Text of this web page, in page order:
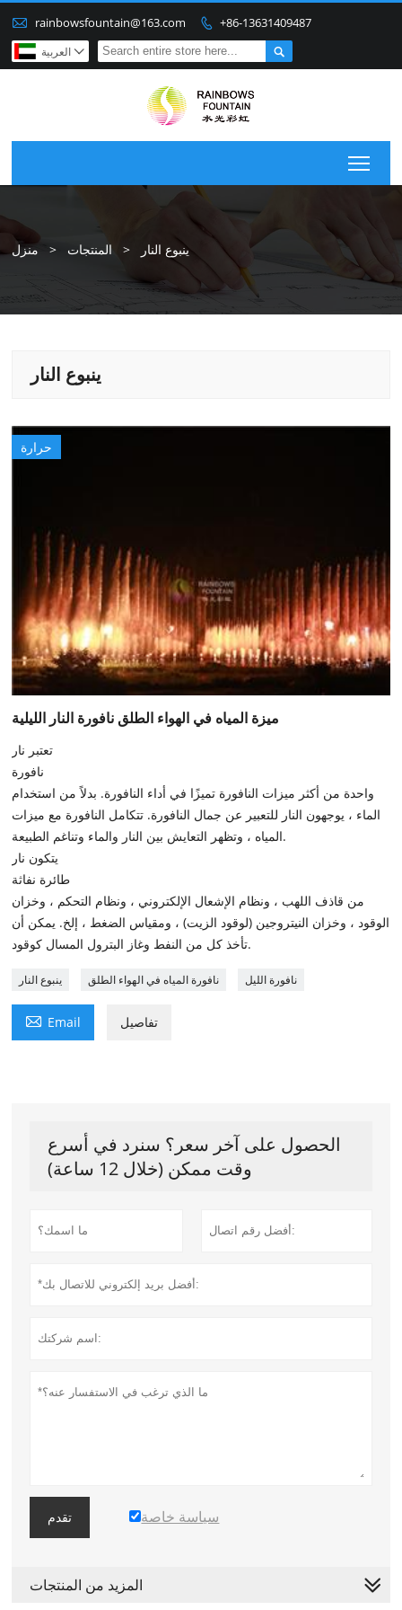
 rainbowsfountain@163.com  +86-13631409487
 العربية 
منزل > المنتجات > ينبوع النار
ينبوع النار
حرارة
ميزة المياه في الهواء الطلق نافورة النار الليلية
تعتبر نار
نافورة
واحدة من أكثر ميزات النافورة تميزًا في أداء النافورة. بدلاً من استخدام
الماء ، يوجهون النار للتعبير عن جمال النافورة. تتكامل النافورة مع ميزات
المياه ، وتظهر التعايش بين النار والماء وتناغم الطبيعة.
يتكون نار
طائرة نفاثة
من قاذف اللهب ، ونظام الإشعال الإلكتروني ، ونظام التحكم ، وخزان
الوقود ، وخزان النيتروجين (لوقود الزيت) ، ومقياس الضغط ، إلخ. يمكن أن
تأخذ كل من النفط وغاز البترول المسال كوقود.
ينبوع النار نافورة المياه في الهواء الطلق نافورة الليل
 Email تفاصيل
الحصول على آخر سعر؟ سنرد في أسرع
وقت ممكن (خلال 12 ساعة)
تقدم سياسة خاصة
المزيد من المنتجات